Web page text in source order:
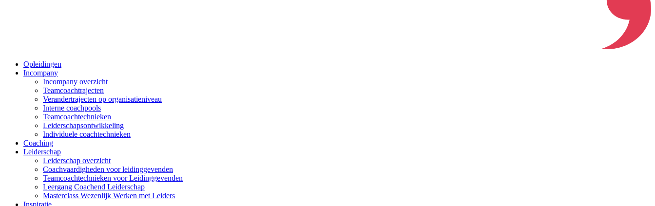
Opleidingen
Incompany
Incompany overzicht
Teamcoachtrajecten
Verandertrajecten op organisatieniveau
Interne coachpools
Teamcoachtechnieken
Leiderschapsontwikkeling
Individuele coachtechnieken
Coaching
Leiderschap
Leiderschap overzicht
Coachvaardigheden voor leidinggevenden
Teamcoachtechnieken voor Leidinggevenden
Leergang Coachend Leiderschap
Masterclass Wezenlijk Werken met Leiders
Inspiratie